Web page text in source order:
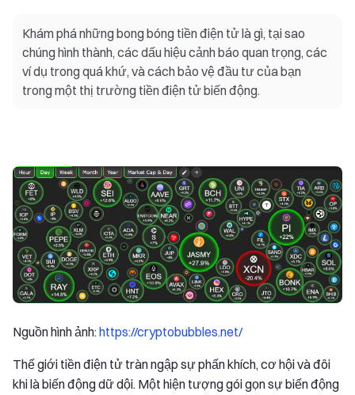
Khám phá những bong bóng tiền điện tử là gì, tại sao
chúng hình thành, các dấu hiệu cảnh báo quan trọng, các
ví dụ trong quá khứ, và cách bảo vệ đầu tư của bạn
trong một thị trường tiền điện tử biến động.
Nguồn hình ảnh:https://cryptobubbles.net/
Thế giới tiền điện tử tràn ngập sự phấn khích, cơ hội và đôi
khi là biến động dữ dội. Một hiện tượng gói gọn sự biến động